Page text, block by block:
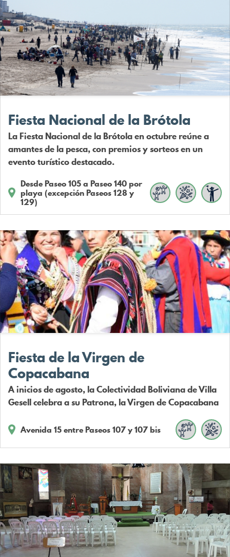
Fiesta Nacional de la Brótola
La Fiesta Nacional de la Brótola en octubre reúne a
amantes de la pesca, con premios y sorteos en un
evento turístico destacado.
Desde Paseo 105 a Paseo 140 por
playa (excepción Paseos 128 y
129)
Fiesta de la Virgen de
Copacabana
A inicios de agosto, la Colectividad Boliviana de Villa
Gesell celebra a su Patrona, la Virgen de Copacabana
Avenida 15 entre Paseos 107 y 107 bis